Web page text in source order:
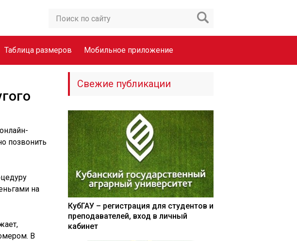
Таблица размеров Мобильное приложение
позвонить
на
В
Свежие публикации
КубГАУ – регистрация для студентов и
преподавателей, вход в личный
кабинет